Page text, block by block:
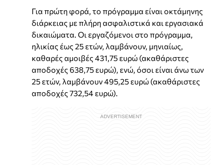
Για πρώτη φορά, το πρόγραμμα είναι οκτάμηνης
διάρκειας με πλήρη ασφαλιστικά και εργασιακά
δικαιώματα. Οι εργαζόμενοι στο πρόγραμμα,
ηλικίας έως 25 ετών, λαμβάνουν, μηνιαίως,
καθαρές αμοιβές 431,75 ευρώ (ακαθάριστες
αποδοχές 638,75 ευρώ), ενώ, όσοι είναι άνω των
25 ετών, λαμβάνουν 495,25 ευρώ (ακαθάριστες
αποδοχές 732,54 ευρώ).